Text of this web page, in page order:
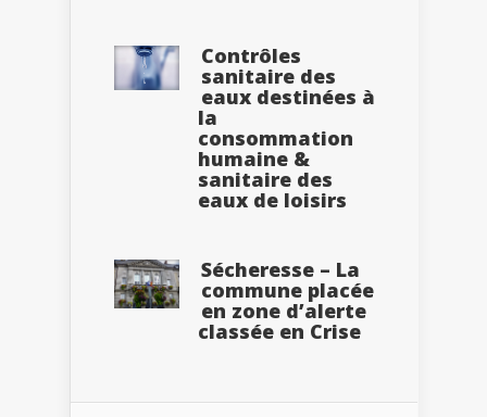
Contrôles
sanitaire des
eaux destinées à
la
consommation
humaine &
sanitaire des
eaux de loisirs
Sécheresse – La
commune placée
en zone d’alerte
classée en Crise